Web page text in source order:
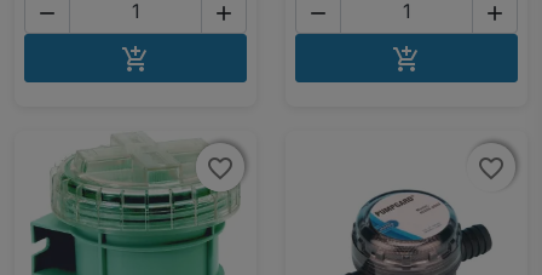
 

 

favorite_border
favorite_border favorite_border
favorite_border